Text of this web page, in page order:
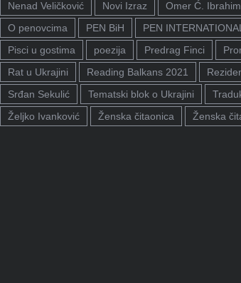
Nenad Veličković
Novi Izraz
Omer Ć.
O penovcima
PEN BiH
PEN INTERNATIONAL
Pisci u gostima
poezija Predrag Finci
Rat u Ukrajini
Reading Balkans 2021
Srđan Sekulić
Tematski blok o Ukrajini
Željko Ivanković
Ženska čitaonica Ženska